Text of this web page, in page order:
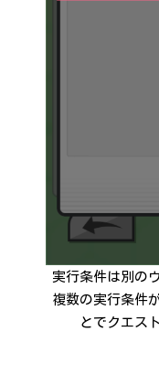
実行条件は別の
複数の実行条件
とでクエス